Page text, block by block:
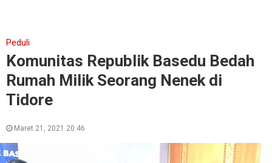
Peduli
Komunitas Republik Basedu Bedah
Rumah Milik Seorang Nenek di
Tidore
Maret 21, 2021 20:46